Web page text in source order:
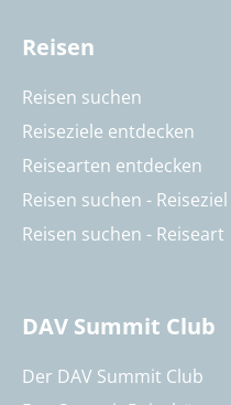
Reisen
Reisen suchen
Reiseziele entdecken
Reisearten entdecken
Reisen suchen - Reiseziel
Reisen suchen - Reiseart
DAV Summit Club
Der DAV Summit Club